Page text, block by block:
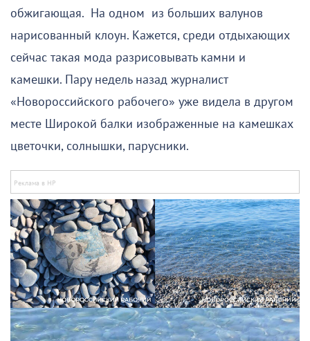
обжигающая. На одном из больших валунов
нарисованный клоун. Кажется, среди отдыхающих
сейчас такая мода разрисовывать камни и
камешки. Пару недель назад журналист
«Новороссийского рабочего» уже видела в другом
месте Широкой балки изображенные на камешках
цветочки, солнышки, парусники.